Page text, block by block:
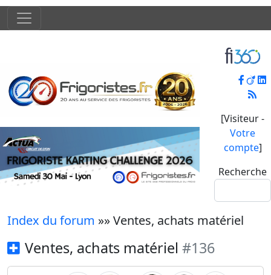
[Visiteur -
Votre
compte]
Recherche
Index du forum »» Ventes, achats matériel
Ventes, achats matériel #136